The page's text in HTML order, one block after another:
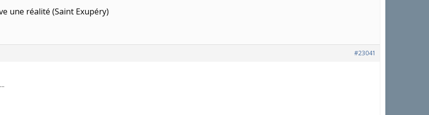
une réalité (Saint Exupéry)
#23041